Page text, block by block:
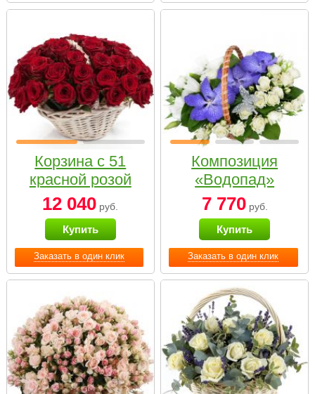
Заказать в один клик
Корзина с 51
красной розой
12 040 руб.
Купить
Заказать в один клик
Композиция
«Водопад»
7 770руб.
Купить